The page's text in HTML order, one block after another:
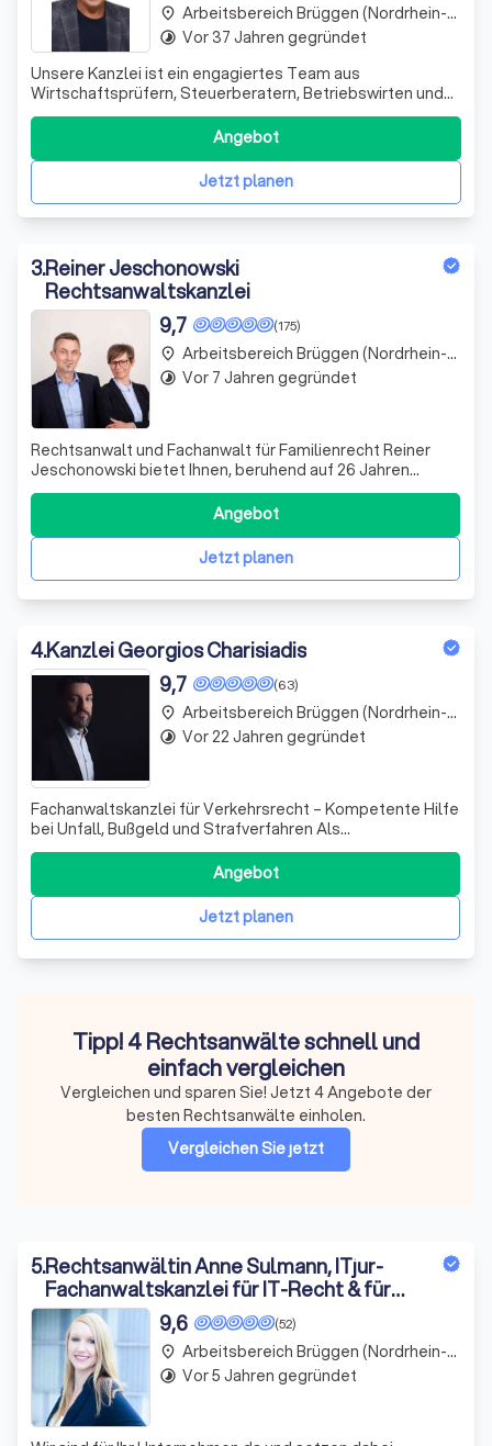
Unsere Kanzlei ist ein engagiertes Team aus
Wirtschaftsprüfern, Steuerberatern, Betriebswirten und
Fachanwälten. Seit 1995 unterstützen wir unsere
Mandanten erfolgreich in schwierigen Finanzsituationen.
Wir sehen uns nicht nur als Ansprechpartner, sondern auch
als Ratgeber und Umsetzer von Lösungen.
Jetzt planen
Angebot
place Arbeitsbereich Brüggen (Nordrhein-Westfalen)
timelapse Vor 37 Jahren gegründet
3.Reiner Jeschonowski
Rechtsanwaltskanzlei
(175)
9,7
Rechtsanwalt und Fachanwalt für Familienrecht Reiner
Jeschonowski bietet Ihnen, beruhend auf 26 Jahren
Berufserfahrung und regelmäßiger Fortbildung,
qualifizierte Rechtsberatung und eine an Ihren
persönlichen und wirtschaftlichen Interessen orientierte
außergerichtliche und gerichtliche Vertretung.
Jetzt planen
Angebot
place Arbeitsbereich Brüggen (Nordrhein-Westfalen)
timelapse Vor 7 Jahren gegründet
4.Kanzlei Georgios Charisiadis
(63)
9,7
Fachanwaltskanzlei für Verkehrsrecht – Kompetente Hilfe
bei Unfall, Bußgeld und Strafverfahren Als
Fachanwaltskanzlei für Verkehrsrecht vertreten wir
Mandanten bundesweit bei Verkehrsunfällen,
Bußgeldbescheiden, Punkten in Flensburg, Fahrverboten
sowie im Verkehrsstrafrecht (z. B. Unfallflucht, Tru
Jetzt planen
Angebot
place Arbeitsbereich Brüggen (Nordrhein-Westfalen)
timelapse Vor 22 Jahren gegründet
Tipp! 4 Rechtsanwälte schnell und
einfach vergleichen
Vergleichen und sparen Sie! Jetzt 4 Angebote der
besten Rechtsanwälte einholen.
Vergleichen Sie jetzt
5.Rechtsanwältin Anne Sulmann, ITjur-
Fachanwaltskanzlei für IT-Recht & für
gewerblichen Rechtsschutz
(52)
9,6
place Arbeitsbereich Brüggen (Nordrhein-Westfalen)
timelapse Vor 5 Jahren gegründet